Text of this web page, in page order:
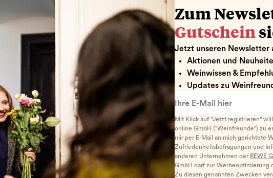
Zum
Gutschein
Jetzt unseren Newsletter
Aktionen und
Weinwissen &
Updates zu
Mit Klick auf "Jetzt registrieren"
online GmbH ("Weinfreunde") zu
mir per E-Mail an mich gerichtete
Zufriedenheitsbefragungen und
anderen Unternehmen der REWE
GmbH darf zur Werbeoptimierung
Zu diesen genannten Zwecken